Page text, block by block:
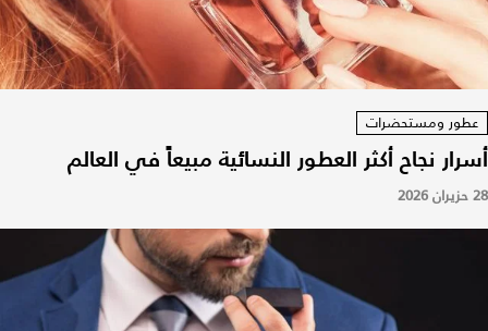
عطور ومستحضرات
أسرار نجاح أكثر العطور النسائية مبيعاً في العالم
28 حزيران 2026